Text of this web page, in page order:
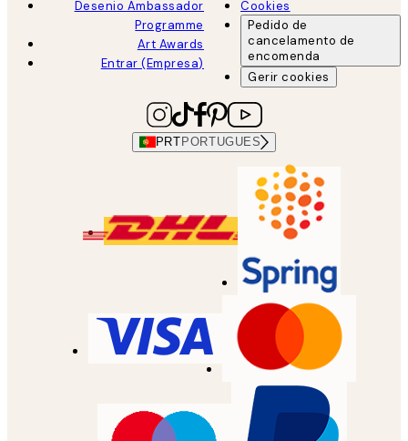
Desenio Ambassador
Programme
Art Awards
Entrar (Empresa)
Cookies
Pedido de
cancelamento de
encomenda
Gerir cookies
PRT PORTUGUES